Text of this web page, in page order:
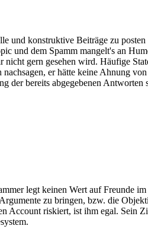
und konstruktive Beiträge zu posten
und dem Spamm mangelt's an
gern gesehen wird. Häufige
er hätte keine Ahnung
der bereits abgegebenen Antworten
legt keinen Wert auf Freunde
zu bringen, bzw. die
Account riskiert, ist ihm egal. Sein